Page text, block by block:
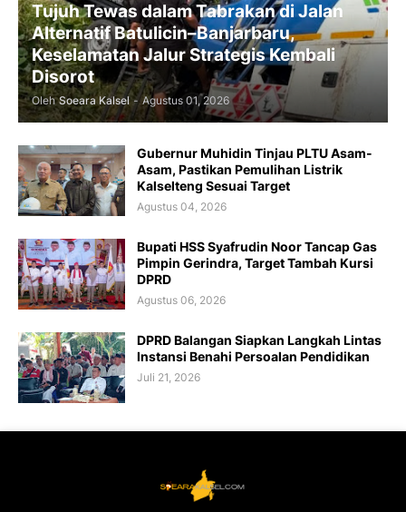
Tujuh Tewas dalam Tabrakan di Jalan
Alternatif Batulicin–Banjarbaru,
Keselamatan Jalur Strategis Kembali
Disorot
Oleh Soeara Kalsel - Agustus 01, 2026
Gubernur Muhidin Tinjau PLTU Asam-
Asam, Pastikan Pemulihan Listrik
Kalselteng Sesuai Target
Agustus 04, 2026
Bupati HSS Syafrudin Noor Tancap Gas
Pimpin Gerindra, Target Tambah Kursi
DPRD
Agustus 06, 2026
DPRD Balangan Siapkan Langkah Lintas
Instansi Benahi Persoalan Pendidikan
Juli 21, 2026